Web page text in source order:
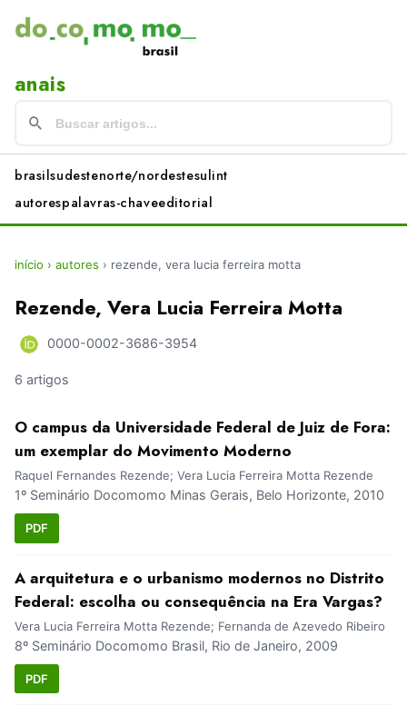
anais
brasilsudestenorte/nordestesulint
autorespalavras-chaveeditorial
início › autores › rezende, vera lucia ferreira motta
Rezende, Vera Lucia Ferreira Motta
0000-0002-3686-3954
6 artigos
O campus da Universidade Federal de Juiz de Fora:
um exemplar do Movimento Moderno
Raquel Fernandes Rezende; Vera Lucia Ferreira Motta Rezende
1º Seminário Docomomo Minas Gerais, Belo Horizonte, 2010
PDF
A arquitetura e o urbanismo modernos no Distrito
Federal: escolha ou consequência na Era Vargas?
Vera Lucia Ferreira Motta Rezende; Fernanda de Azevedo Ribeiro
8º Seminário Docomomo Brasil, Rio de Janeiro, 2009
PDF